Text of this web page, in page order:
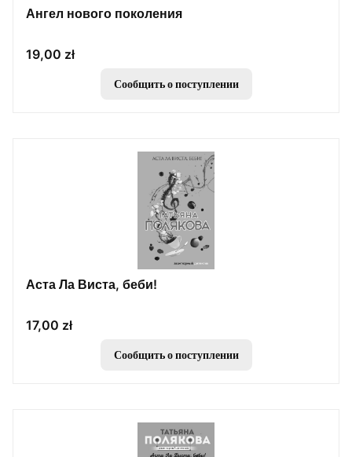
Ангел нового поколения
Цена
19,00 zł
Сообщить о поступлении
Аста Ла Виста, беби!
Цена
17,00 zł
Сообщить о поступлении